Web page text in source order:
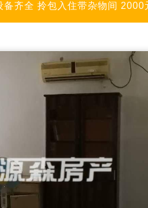
备齐全 拎包入住带杂物间 2000